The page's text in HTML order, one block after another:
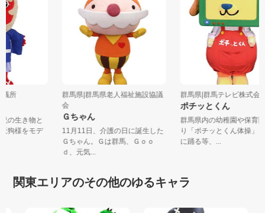
議所
説の生き物と
天狗様をモデ
群馬県|群馬県老人福祉施設協議
会
Ｇちゃん
11月11日、介護の日に誕生した
Ｇちゃん。Ｇは群馬、Ｇｏｏ
ｄ、元気...
群馬県|群馬テレビ株式
ポチッとくん
群馬県内の幼稚園や保
り「ポチッとくん体操
に踊る等、...
関東エリアのその他のゆるキャラ